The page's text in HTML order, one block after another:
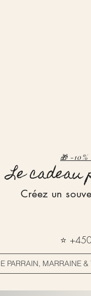
🎁 -
Le
Créez un
⭐
PARRAIN, MARRAINE &